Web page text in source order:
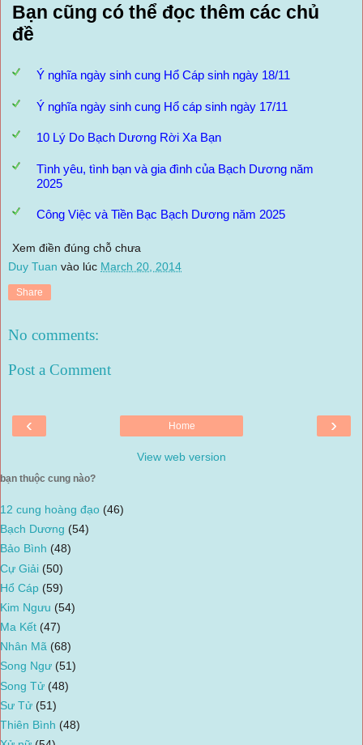
Bạn cũng có thể đọc thêm các chủ
đề
Ý nghĩa ngày sinh cung Hổ Cáp sinh ngày 18/11
Ý nghĩa ngày sinh cung Hổ cáp sinh ngày 17/11
10 Lý Do Bạch Dương Rời Xa Bạn
Tình yêu, tình bạn và gia đình của Bạch Dương năm
2025
Công Việc và Tiền Bạc Bạch Dương năm 2025
Xem điền đúng chỗ chưa
Duy Tuan vào lúc March 20, 2014
Share
No comments:
Post a Comment
‹ ›
Home
View web version
bạn thuộc cung nào?
12 cung hoàng đạo (46)
Bạch Dương (54)
Bảo Bình (48)
Cự Giải (50)
Hổ Cáp (59)
Kim Ngưu (54)
Ma Kết (47)
Nhân Mã (68)
Song Ngư (51)
Song Tử (48)
Sư Tử (51)
Thiên Bình (48)